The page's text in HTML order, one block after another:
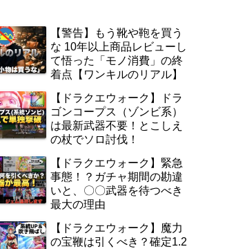
【警告】もう靴や鞄を買う
な 10年以上商品レビューし
て悟った「モノ消費」の終
着点【ワンキルのリアル】
【ドラクエウォーク】ドラ
ゴンコープス（ゾンビ系）
は最新武器不要！とこしえ
の杖でソロ討伐！
【ドラクエウォーク】緊急
事態！？ガチャ期間の勘違
いと、〇〇武器を待つべき
最大の理由
【ドラクエウォーク】魔力
の宝鞭は引くべき？確定1.2